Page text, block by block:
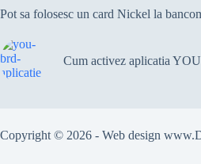
Pot sa folosesc un card Nickel la
Cum activez aplicatia
Copyright © 2026 - Web design